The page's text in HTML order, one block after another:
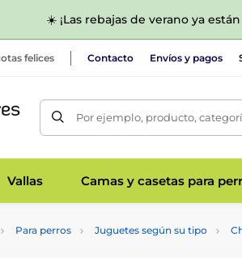
☀️ ¡Las rebajas de verano ya
felices Contacto Envíos y pagos
Por ejemplo, producto,
Vallas Camas y casetas para
Para perros Juguetes según su tipo